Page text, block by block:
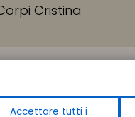
Cristina
Accettare tutti i
Instagram
Linkedin